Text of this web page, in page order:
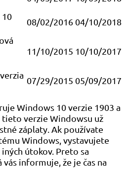
10
08/02/2016 04/10/2018
11/10/2015 10/10/2017
07/29/2015 05/09/2017
Windows 10 verzie 1903 a
tieto verzie Windowsu už
záplaty. Ak používate
Windows, vystavujete
útokov. Preto sa
informuje, že je čas na